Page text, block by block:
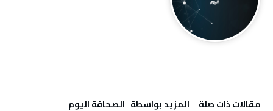
‫مقالات ذات صلة‬ ‫‫المزيد بواسطة‬ ‬ ‭ ‬الصحافة‭ ‬اليوم